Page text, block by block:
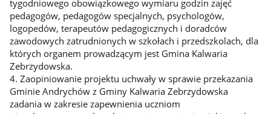
tygodniowego obowiązkowego wymiaru godzin zajęć
pedagogów, pedagogów specjalnych, psychologów,
logopedów, terapeutów pedagogicznych i doradców
zawodowych zatrudnionych w szkołach i przedszkolach, dla
których organem prowadzącym jest Gmina Kalwaria
Zebrzydowska.
4. Zaopiniowanie projektu uchwały w sprawie przekazania
Gminie Andrychów z Gminy Kalwaria Zebrzydowska
zadania w zakresie zapewnienia uczniom